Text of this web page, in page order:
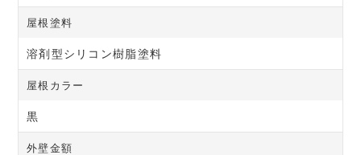
屋根塗料
溶剤型シリコン樹脂塗料
屋根カラー
黒
外壁金額